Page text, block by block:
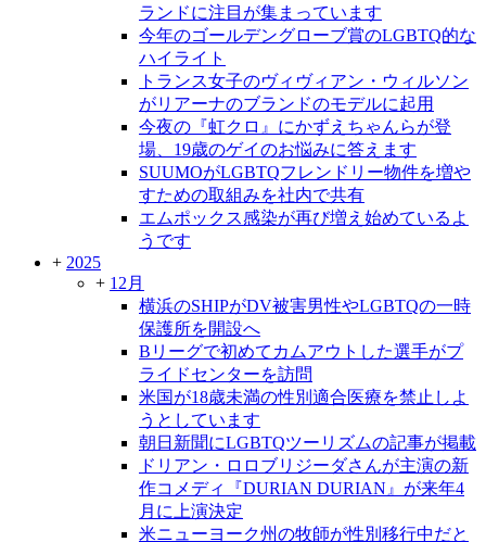
ランドに注目が集まっています
今年のゴールデングローブ賞のLGBTQ的な
ハイライト
トランス女子のヴィヴィアン・ウィルソン
がリアーナのブランドのモデルに起用
今夜の『虹クロ』にかずえちゃんらが登
場、19歳のゲイのお悩みに答えます
SUUMOがLGBTQフレンドリー物件を増や
すための取組みを社内で共有
エムポックス感染が再び増え始めているよ
うです
+ 2025
+ 12月
横浜のSHIPがDV被害男性やLGBTQの一時
保護所を開設へ
Bリーグで初めてカムアウトした選手がプ
ライドセンターを訪問
米国が18歳未満の性別適合医療を禁止しよ
うとしています
朝日新聞にLGBTQツーリズムの記事が掲載
ドリアン・ロロブリジーダさんが主演の新
作コメディ『DURIAN DURIAN』が来年4
月に上演決定
米ニューヨーク州の牧師が性別移行中だと